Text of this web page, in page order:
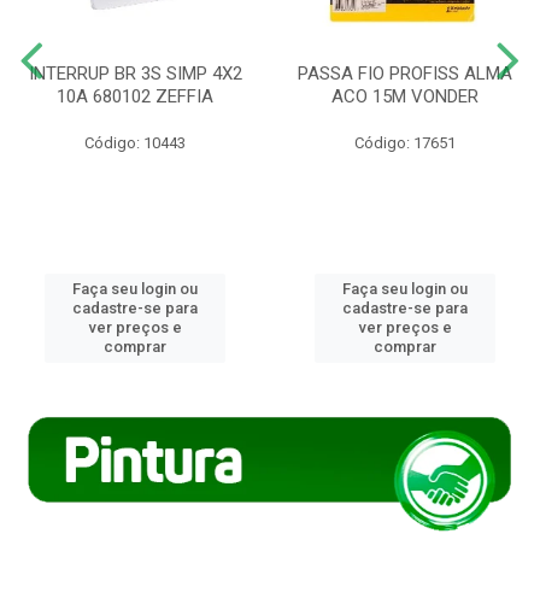
INTERRUP BR 3S SIMP 4X2
10A 680102 ZEFFIA
Código: 10443
Faça seu login ou
cadastre-se para
ver preços e
comprar
PASSA FIO PROFISS ALMA
ACO 15M VONDER
Código: 17651
Faça seu login ou
cadastre-se para
ver preços e
comprar